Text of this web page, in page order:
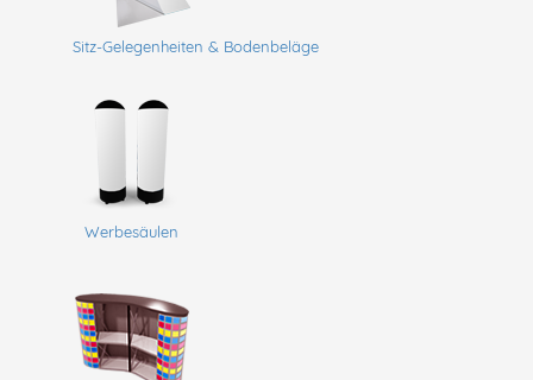
Sitz-Gelegenheiten & Bodenbeläge
Werbesäulen